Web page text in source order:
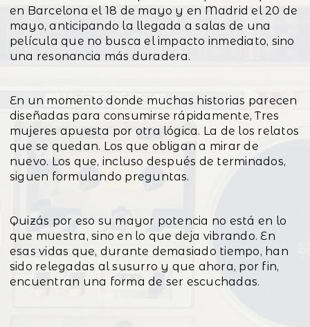
en Barcelona el 18 de mayo y en Madrid el 20 de
mayo, anticipando la llegada a salas de una
película que no busca el impacto inmediato, sino
una resonancia más duradera.
En un momento donde muchas historias parecen
diseñadas para consumirse rápidamente, Tres
mujeres apuesta por otra lógica. La de los relatos
que se quedan. Los que obligan a mirar de
nuevo. Los que, incluso después de terminados,
siguen formulando preguntas.
Quizás por eso su mayor potencia no está en lo
que muestra, sino en lo que deja vibrando. En
esas vidas que, durante demasiado tiempo, han
sido relegadas al susurro y que ahora, por fin,
encuentran una forma de ser escuchadas.